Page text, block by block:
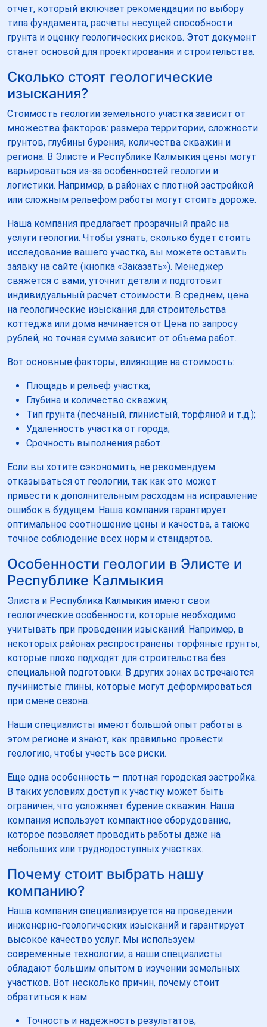
отчет, который включает рекомендации по выбору
типа фундамента, расчеты несущей способности
грунта и оценку геологических рисков. Этот документ
станет основой для проектирования и строительства.
Сколько стоят геологические
изыскания?
Стоимость геологии земельного участка зависит от
множества факторов: размера территории, сложности
грунтов, глубины бурения, количества скважин и
региона. В Элисте и Республике Калмыкия цены могут
варьироваться из-за особенностей геологии и
логистики. Например, в районах с плотной застройкой
или сложным рельефом работы могут стоить дороже.
Наша компания предлагает прозрачный прайс на
услуги геологии. Чтобы узнать, сколько будет стоить
исследование вашего участка, вы можете оставить
заявку на сайте (кнопка «Заказать»). Менеджер
свяжется с вами, уточнит детали и подготовит
индивидуальный расчет стоимости. В среднем, цена
на геологические изыскания для строительства
коттеджа или дома начинается от Цена по запросу
рублей, но точная сумма зависит от объема работ.
Вот основные факторы, влияющие на стоимость:
Площадь и рельеф участка;
Глубина и количество скважин;
Тип грунта (песчаный, глинистый, торфяной и т.д.);
Удаленность участка от города;
Срочность выполнения работ.
Если вы хотите сэкономить, не рекомендуем
отказываться от геологии, так как это может
привести к дополнительным расходам на исправление
ошибок в будущем. Наша компания гарантирует
оптимальное соотношение цены и качества, а также
точное соблюдение всех норм и стандартов.
Особенности геологии в Элисте и
Республике Калмыкия
Элиста и Республика Калмыкия имеют свои
геологические особенности, которые необходимо
учитывать при проведении изысканий. Например, в
некоторых районах распространены торфяные грунты,
которые плохо подходят для строительства без
специальной подготовки. В других зонах встречаются
пучинистые глины, которые могут деформироваться
при смене сезона.
Наши специалисты имеют большой опыт работы в
этом регионе и знают, как правильно провести
геологию, чтобы учесть все риски.
Еще одна особенность — плотная городская застройка.
В таких условиях доступ к участку может быть
ограничен, что усложняет бурение скважин. Наша
компания использует компактное оборудование,
которое позволяет проводить работы даже на
небольших или труднодоступных участках.
Почему стоит выбрать нашу
компанию?
Наша компания специализируется на проведении
инженерно-геологических изысканий и гарантирует
высокое качество услуг. Мы используем
современные технологии, а наши специалисты
обладают большим опытом в изучении земельных
участков. Вот несколько причин, почему стоит
обратиться к нам:
Точность и надежность результатов;